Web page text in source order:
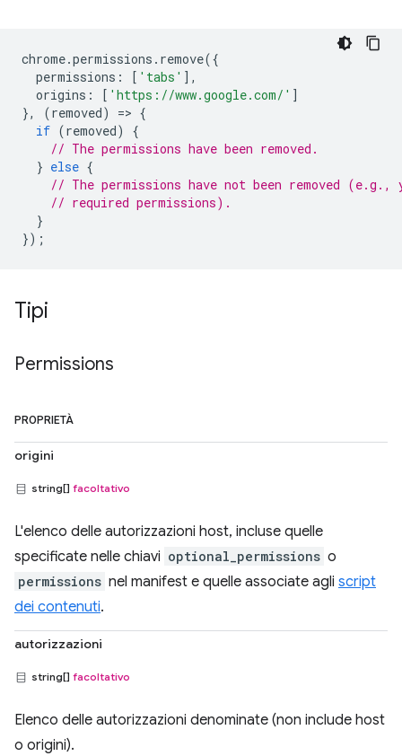
chrome.permissions . remove({
permissions : [ 'tabs' ],
origins : [ 'https://www.google.com/' ]
},
(removed) => {
if (removed)
{
// The permissions have been removed.
} else {
// The permissions have not been removed (e.g.,
// required permissions).
}
});
Tipi
Permissions
PROPRIETÀ
origini
string[] facoltativo
L'elenco delle autorizzazioni host, incluse quelle
specificate nelle chiavi optional_permissions o
permissions nel manifest e quelle associate agli script
dei contenuti.
autorizzazioni
string[] facoltativo
Elenco delle autorizzazioni denominate (non include host
o origini).